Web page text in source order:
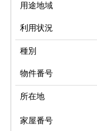
用途地域
利用状況
種別
物件番号
所在地
家屋番号